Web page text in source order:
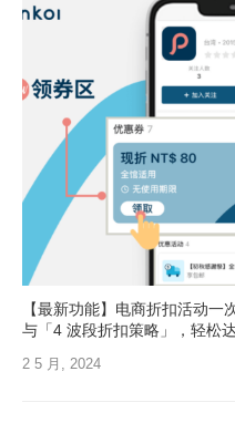
【最新功能】电商折扣活动一
与「4 波段折扣策略」，轻松
2 5 月, 2024